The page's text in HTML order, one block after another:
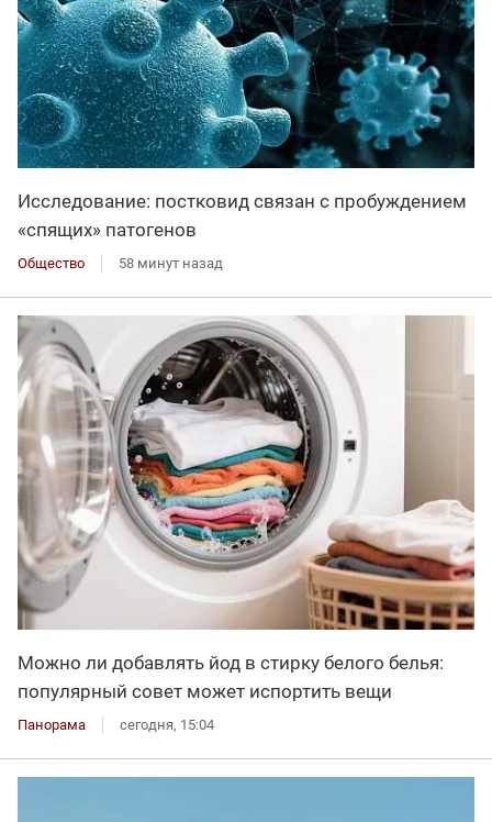
Исследование: постковид связан с пробуждением
«спящих» патогенов
Общество 58 минут назад
Можно ли добавлять йод в стирку белого белья:
популярный совет может испортить вещи
Панорама сегодня, 15:04